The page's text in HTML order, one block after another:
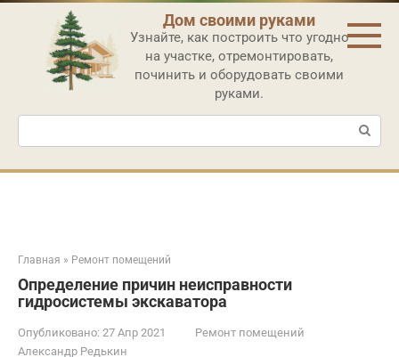
Перейти
контенту
Дом своими руками
Узнайте, как построить что угодно
на участке, отремонтировать,
починить и оборудовать своими
руками.
Поиск:
Главная » Ремонт помещений
Определение причин неисправности
гидросистемы экскаватора
Опубликовано: 27 Апр 2021
Ремонт помещений
Александр Редькин